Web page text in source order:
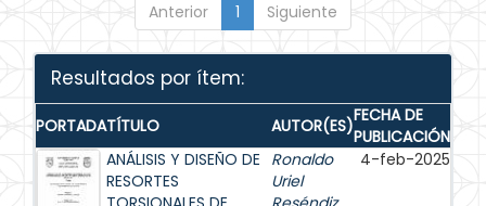
Anterior 1 Siguiente
Resultados por ítem:
PORTADATÍTULO AUTOR(ES)FECHA DE
PUBLICACIÓN
ANÁLISIS Y DISEÑO DE
RESORTES
Ronaldo
Uriel
4-feb-2025